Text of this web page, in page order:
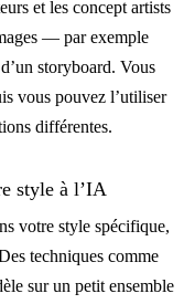
et les concept artists
— par exemple
storyboard. Vous
vous pouvez l’utiliser
différentes.
style à l’IA
votre style spécifique,
techniques comme
sur un petit ensemble